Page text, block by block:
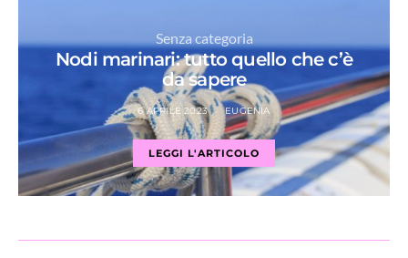
Senza categoria
Nodi marinari: tutto quello che c’è
da sapere
6 APRILE 2023 EUGENIA
LEGGI L'ARTICOLO